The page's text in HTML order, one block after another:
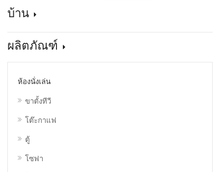
บ้าน
ผลิตภัณฑ์
ห้องนั่งเล่น
ขาตั้งทีวี
โต๊ะกาแฟ
ตู้
โซฟา